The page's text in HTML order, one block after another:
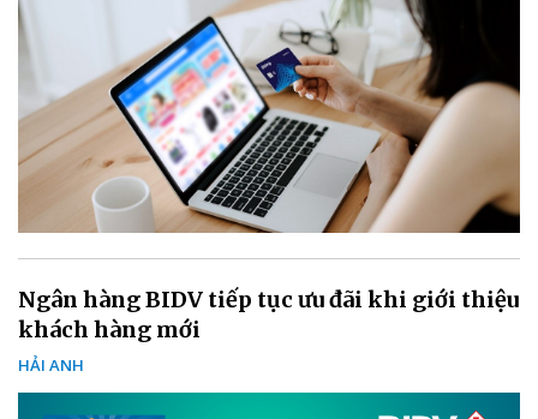
Ngân hàng BIDV tiếp tục ưu đãi khi giới thiệu
khách hàng mới
HẢI ANH